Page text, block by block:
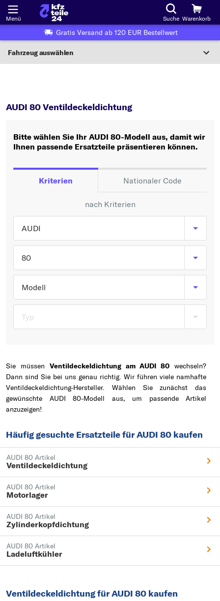
Menü Suche Warenkorb
Gratis Versand ab 120 EUR Bestellwert
Fahrzeug auswählen
Wo finde ich die?
Oder
Hersteller wählen
Typ wählen
AUDI 80 Ventildeckeldichtung
Bitte wählen Sie Ihr AUDI 80-Modell aus, damit wir
Ihnen passende Ersatzteile präsentieren können.
Kriterien Nationaler Code
nach Kriterien
AUDI
80
Modell
Typ
Sie müssen Ventildeckeldichtung am AUDI 80 wechseln?
Dann sind Sie bei uns genau richtig. Wir führen viele namhafte
Ventildeckeldichtung-Hersteller. Wählen Sie zunächst das
gewünschte AUDI 80-Modell aus, um passende Artikel
anzuzeigen!
Häufig gesuchte Ersatzteile für AUDI 80 kaufen
AUDI 80 Artikel
Ventildeckeldichtung
AUDI 80 Artikel
Motorlager
AUDI 80 Artikel
Zylinderkopfdichtung
AUDI 80 Artikel
Ladeluftkühler
Ventildeckeldichtung für AUDI 80 kaufen